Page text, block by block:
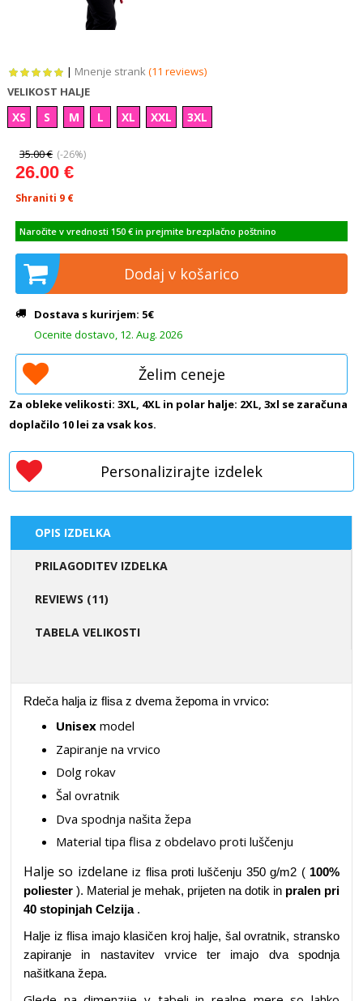
| Mnenje strank(11 reviews)
VELIKOST HALJE
XS S M L XL XXL 3XL
35.00 € (-26%)
26.00 €
Shraniti 9 €
Naročite v vrednosti 150 € in prejmite brezplačno poštnino
Dodaj v košarico
Dostava s kurirjem: 5€
Ocenite dostavo, 12. Aug. 2026
Želim ceneje
Za obleke velikosti: 3XL, 4XL in polar halje: 2XL, 3xl se zaračuna
doplačilo 10 lei za vsak kos.
Personalizirajte izdelek
OPIS IZDELKA
PRILAGODITEV IZDELKA
REVIEWS (11)
TABELA VELIKOSTI
Rdeča halja iz flisa z dvema žepoma in vrvico:
Unisex model
Zapiranje na vrvico
Dolg rokav
Šal ovratnik
Dva spodnja našita žepa
Material tipa flisa z obdelavo proti luščenju
Halje so izdelane iz flisa proti luščenju 350 g/m2 ( 100%
poliester ). Material je mehak, prijeten na dotik in pralen pri
40 stopinjah Celzija.
Halje iz flisa imajo klasičen kroj halje, šal ovratnik, stransko
zapiranje in nastavitev vrvice ter imajo dva spodnja
našitkana žepa.